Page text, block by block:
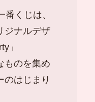
番くじは、
ジナルデザ
」
ものを集め
のはじまり